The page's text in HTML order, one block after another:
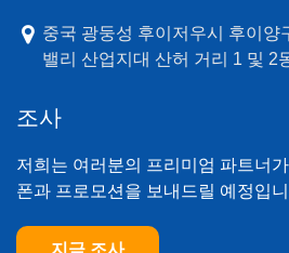
중국 광둥성 후이저우시 후이양
밸리 산업지대 산허 거리 1 및 2
조사
저희는 여러분의 프리미엄 파트너
폰과 프로모션을 보내드릴 예정입
지금 조사